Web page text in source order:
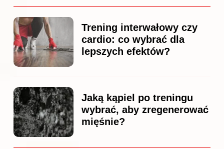
Trening interwałowy czy
cardio: co wybrać dla
lepszych efektów?
Jaką kąpiel po treningu
wybrać, aby zregenerować
mięśnie?